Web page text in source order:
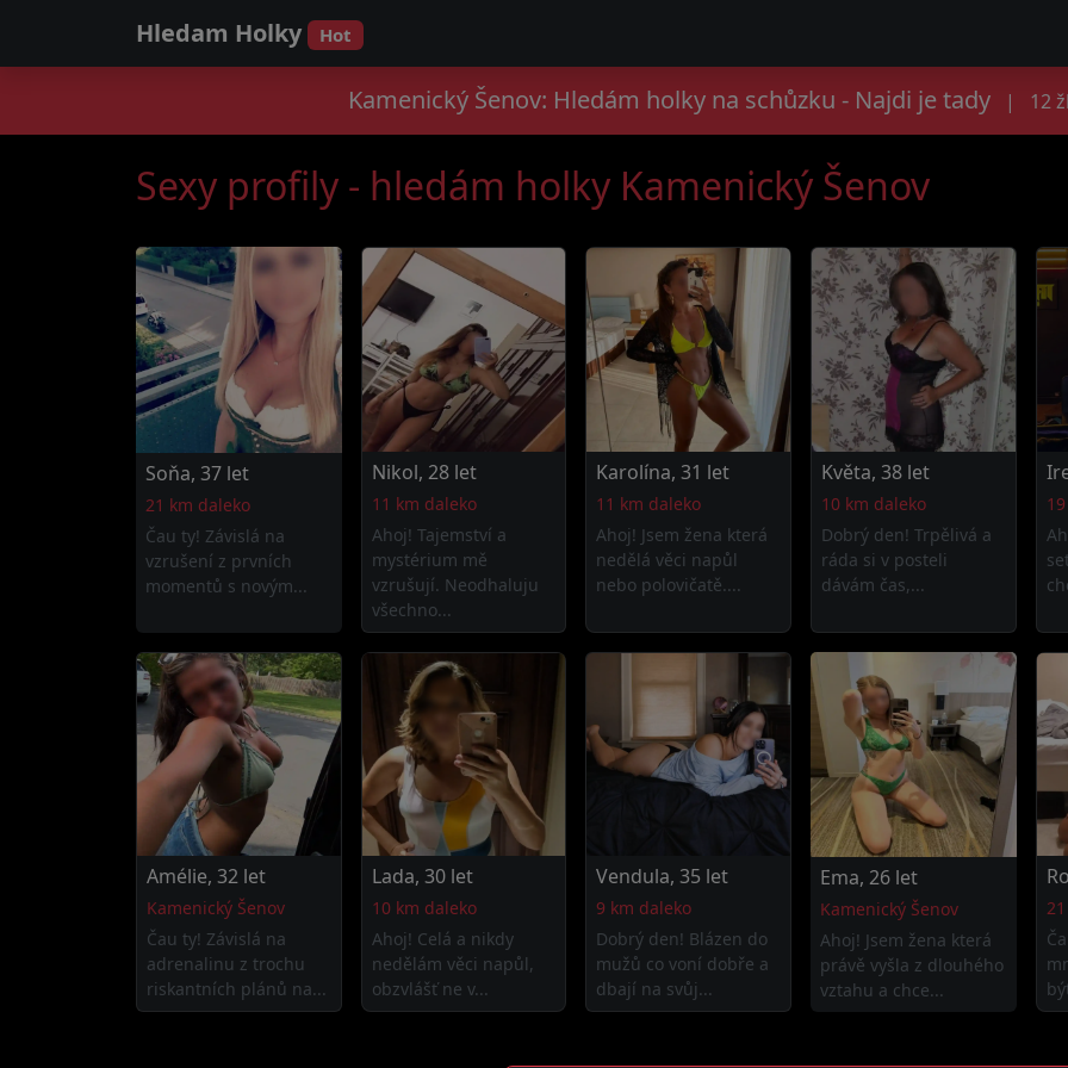
Hledam Holky Hot
Kamenický Šenov: Hledám holky na schůzku - Najdi je tady | 12
Sexy profily - hledám holky Kamenický Šenov
Soňa, 37 let
21 km daleko
Čau ty! Závislá na
vzrušení z prvních
momentů s novým...
Nikol, 28 let
11 km daleko
Ahoj! Tajemství a
mystérium mě
vzrušují. Neodhaluju
všechno...
Karolína, 31 let
11 km daleko
Ahoj! Jsem žena která
nedělá věci napůl
nebo polovičatě....
Květa, 38 let
10 km daleko
Dobrý den! Trpělivá a
ráda si v posteli
dávám čas,...
Amélie, 32 let
Kamenický Šenov
Čau ty! Závislá na
adrenalinu z trochu
riskantních plánů na...
Lada, 30 let
10 km daleko
Ahoj! Celá a nikdy
nedělám věci napůl,
obzvlášť ne v...
Vendula, 35 let
9 km daleko
Dobrý den! Blázen do
mužů co voní dobře a
dbají na svůj...
Ema, 26 let
Kamenický Šenov
Ahoj! Jsem žena která
právě vyšla z dlouhého
vztahu a chce...